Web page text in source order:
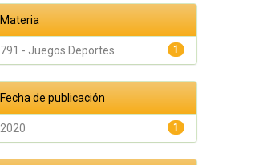
Materia
1
791 - Juegos.Deportes
Fecha de publicación
1
2020